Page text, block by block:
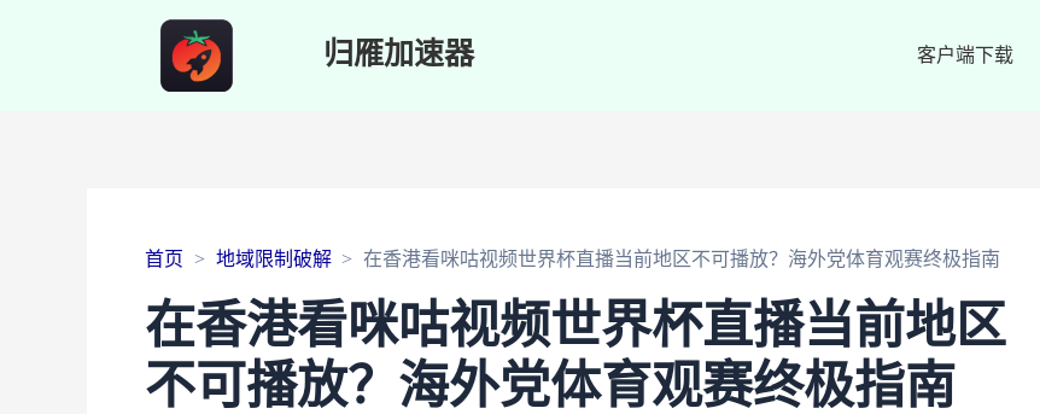
归雁加速器 客户端下载
首页 地域限制破解 在香港看咪咕视频世界杯直播当前地区不可播放？海外党体育观赛终极指南
在香港看咪咕视频世界杯直播当前地区
不可播放？海外党体育观赛终极指南